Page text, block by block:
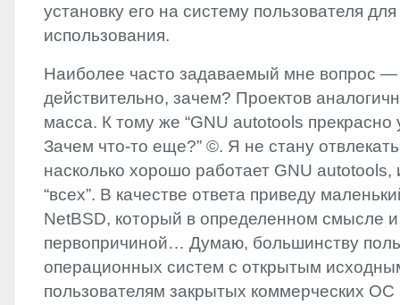
установку его на систему пользователя
использования.
Наиболее часто задаваемый мне вопрос —
действительно, зачем? Проектов
масса. К тому же “GNU autotools прекрасно
Зачем что-то еще?” ©. Я не стану
насколько хорошо работает GNU autotools,
“всех”. В качестве ответа приведу
NetBSD, который в определенном смысле и
первопричиной… Думаю, большинству
операционных систем с открытым
пользователям закрытых коммерческих ОС